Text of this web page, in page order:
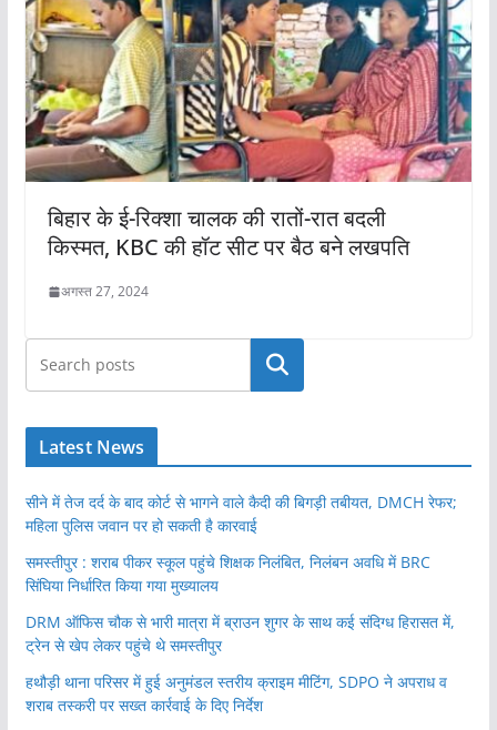
बिहार के ई-रिक्शा चालक की रातों-रात बदली
किस्मत, KBC की हॉट सीट पर बैठ बने लखपति
अगस्त 27, 2024
खोजें
Latest News
सीने में तेज दर्द के बाद कोर्ट से भागने वाले कैदी की बिगड़ी तबीयत, DMCH रेफर;
महिला पुलिस जवान पर हो सकती है कारवाई
समस्तीपुर : शराब पीकर स्कूल पहुंचे शिक्षक निलंबित, निलंबन अवधि में BRC
सिंघिया निर्धारित किया गया मुख्यालय
DRM ऑफिस चौक से भारी मात्रा में ब्राउन शुगर के साथ कई संदिग्ध हिरासत में,
ट्रेन से खेप लेकर पहुंचे थे समस्तीपुर
हथौड़ी थाना परिसर में हुई अनुमंडल स्तरीय क्राइम मीटिंग, SDPO ने अपराध व
शराब तस्करी पर सख्त कार्रवाई के दिए निर्देश